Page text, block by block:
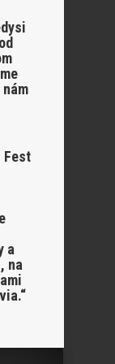
Fest
a
na